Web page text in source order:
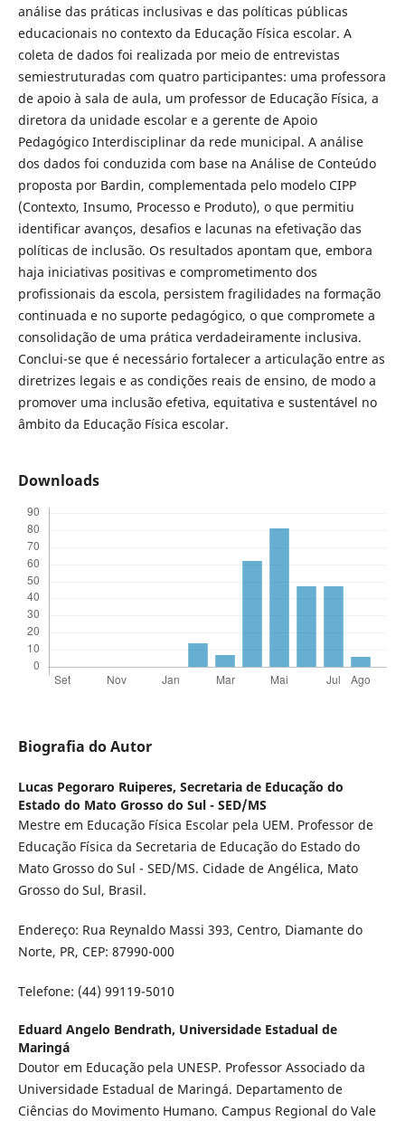
análise das práticas inclusivas e das políticas públicas
educacionais no contexto da Educação Física escolar. A
coleta de dados foi realizada por meio de entrevistas
semiestruturadas com quatro participantes: uma professora
de apoio à sala de aula, um professor de Educação Física, a
diretora da unidade escolar e a gerente de Apoio
Pedagógico Interdisciplinar da rede municipal. A análise
dos dados foi conduzida com base na Análise de Conteúdo
proposta por Bardin, complementada pelo modelo CIPP
(Contexto, Insumo, Processo e Produto), o que permitiu
identificar avanços, desafios e lacunas na efetivação das
políticas de inclusão. Os resultados apontam que, embora
haja iniciativas positivas e comprometimento dos
profissionais da escola, persistem fragilidades na formação
continuada e no suporte pedagógico, o que compromete a
consolidação de uma prática verdadeiramente inclusiva.
Conclui-se que é necessário fortalecer a articulação entre as
diretrizes legais e as condições reais de ensino, de modo a
promover uma inclusão efetiva, equitativa e sustentável no
âmbito da Educação Física escolar.
Downloads
Biografia do Autor
Lucas Pegoraro Ruiperes, Secretaria de Educação do
Estado do Mato Grosso do Sul - SED/MS
Mestre em Educação Física Escolar pela UEM. Professor de
Educação Física da Secretaria de Educação do Estado do
Mato Grosso do Sul - SED/MS. Cidade de Angélica, Mato
Grosso do Sul, Brasil.
Endereço: Rua Reynaldo Massi 393, Centro, Diamante do
Norte, PR, CEP: 87990-000
Telefone: (44) 99119-5010
Eduard Angelo Bendrath, Universidade Estadual de
Maringá
Doutor em Educação pela UNESP. Professor Associado da
Universidade Estadual de Maringá. Departamento de
Ciências do Movimento Humano. Campus Regional do Vale